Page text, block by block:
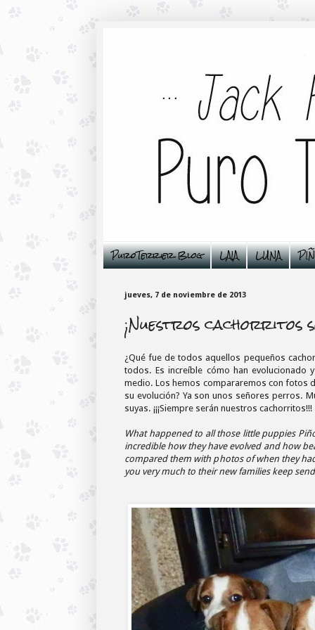
PuroTerrier Blog LAIA LUNA
jueves, 7 de noviembre de 2013
¡Nuestros cachorritos
¿Qué fue de todos aquellos pequeños
todos. Es increíble cómo han
medio. Los hemos compararemos con fotos
su evolución? Ya son unos señores perros.
suyas. ¡¡¡Siempre serán nuestros cachorritos!!!
What happened to all those little puppies
incredible how they have evolved and how
compared them with photos of when they
you very much to their new families keep